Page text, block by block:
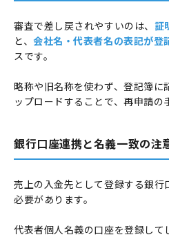
審査で差し戻されやすいのは、 証
と、会社名・代表者名の表記が登
スです。
略称や旧名称を使わず、登記簿に
ップロードすることで、再申請の
銀行口座連携と名義一致の注
売上の入金先として登録する銀行
必要があります。
代表者個人名義の口座を登録し